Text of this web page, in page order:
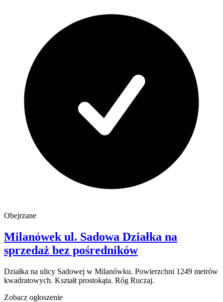
Obejrzane
Milanówek ul. Sadowa Działka na
sprzedaż bez pośredników
Działka na ulicy Sadowej w Milanówku. Powierzchni 1249 metrów
kwadratowych. Kształt prostokąta. Róg Ruczaj.
Zobacz ogłoszenie